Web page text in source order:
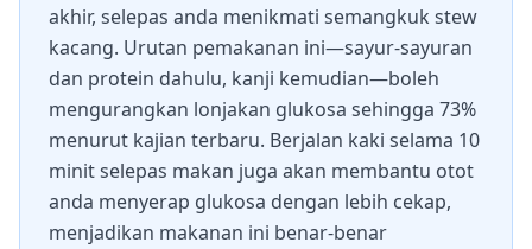
akhir, selepas anda menikmati semangkuk stew
kacang. Urutan pemakanan ini—sayur-sayuran
dan protein dahulu, kanji kemudian—boleh
mengurangkan lonjakan glukosa sehingga 73%
menurut kajian terbaru. Berjalan kaki selama 10
minit selepas makan juga akan membantu otot
anda menyerap glukosa dengan lebih cekap,
menjadikan makanan ini benar-benar